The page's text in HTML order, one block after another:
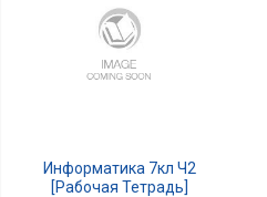
Информатика 7кл Ч2
[Рабочая Тетрадь]